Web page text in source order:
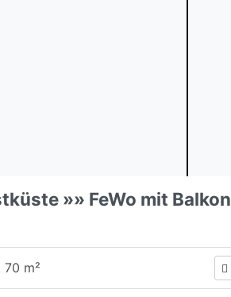
»» FeWo mit Balkon
70 m²